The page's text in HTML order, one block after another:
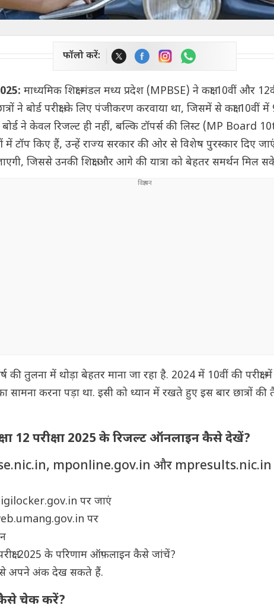
फॉलो करें:
माध्यमिक शिक्षा मंडल मध्य प्रदेश (MPBSE) ने कक्षा 10वीं और
ने बोर्ड परीक्षा के लिए पंजीकरण करवाया था, जिसमें से कक्षा 10वीं
बोर्ड ने केवल रिजल्ट ही नहीं, बल्कि टॉपर्स की लिस्ट (MP
में टॉप किए हैं, उन्हें राज्य सरकार की ओर से विशेष पुरस्कार दिए
जिससे उनकी शिक्षा और आगे की यात्रा को बेहतर समर्थन मिल
की तुलना में थोड़ा बेहतर माना जा रहा है. 2024 में 10वीं की
सामना करना पड़ा था. इसी को ध्यान में रखते हुए इस बार छात्रों
12 परीक्षा 2025 के रिजल्ट ऑनलाइन कैसे देखें?
mponline.gov.in और mpresults.nic.in
पर जाएं
पर
परीक्षा 2025 के परिणाम ऑफ़लाइन कैसे जांचें?
से अपने अंक देख सकते हैं.
चेक करें?